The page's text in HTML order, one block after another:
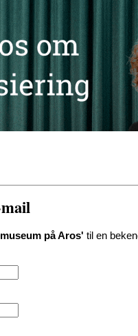
på Aros' til en